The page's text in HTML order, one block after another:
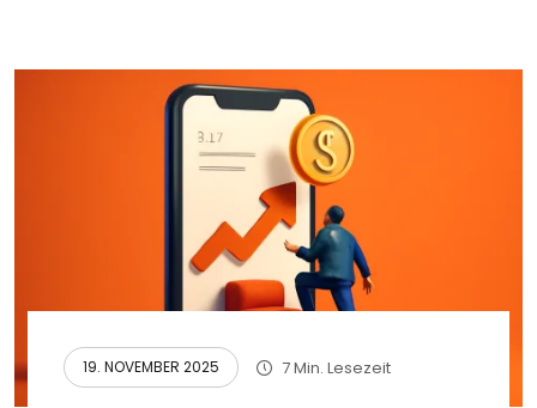
19. NOVEMBER 2025 7 Min. Lesezeit